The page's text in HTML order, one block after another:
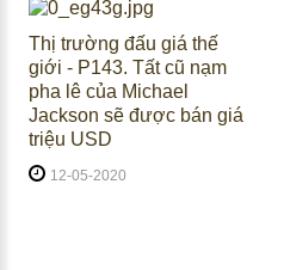
Thị trường đấu giá thế
giới - P143. Tất cũ nạm
pha lê của Michael
Jackson sẽ được bán giá
triệu USD
12-05-2020